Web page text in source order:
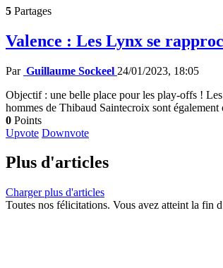
5 Partages
Valence : Les Lynx se
Par Guillaume Sockeel 24/01/2023, 18:05
Objectif : une belle place pour les play-offs !
hommes de Thibaud Saintecroix sont
0 Points
Upvote Downvote
Plus d'articles
Charger plus d'articles
Toutes nos félicitations. Vous avez atteint la fin